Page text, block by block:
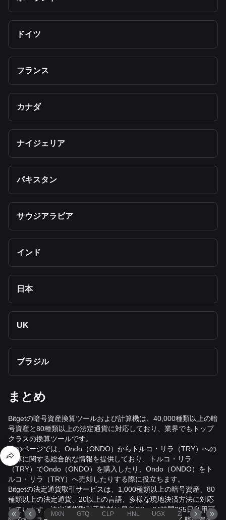
ドイツ
フランス
カナダ
ナイジェリア
パキスタン
サウジアラビア
インド
日本
UK
ブラジル
まとめ
Bitgetの暗号資産換算ツールおよび計算機は、40,000種類以上の暗
号資産と80種類以上の法定通貨に対応しており、業界でもトップ
クラスの換算ツールです。
このページでは、Ondo（ONDO）からトルコ・リラ（TRY）への
換算に関する総合的な情報を提供しており、トルコ・リラ
（TRY）でOndo（ONDO）を購入したり、Ondo（ONDO）をト
ルコ・リラ（TRY）へ売却したりする際に役立ちます。
Bitgetの法定通貨取引サービスは、1,000種類以上の暗号資産、80
種類以上の法定通貨、20以上の言語、多様な現地決済方法に対応
しています。法定通貨取引手数料は最低0%、24時間365日利用可
MXN GTQ CLP HNL UGX ZAR TND